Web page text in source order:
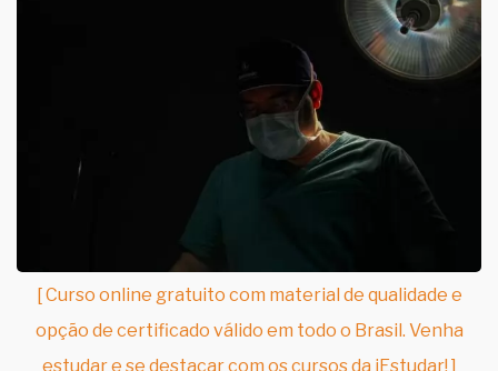
[ Curso online gratuito com material de qualidade e
opção de certificado válido em todo o Brasil. Venha
estudar e se destacar com os cursos da iEstudar! ]